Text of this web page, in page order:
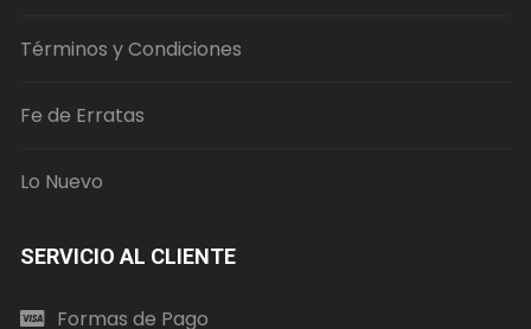
Términos y Condiciones
Fe de Erratas
Lo Nuevo
SERVICIO AL CLIENTE
Formas de Pago